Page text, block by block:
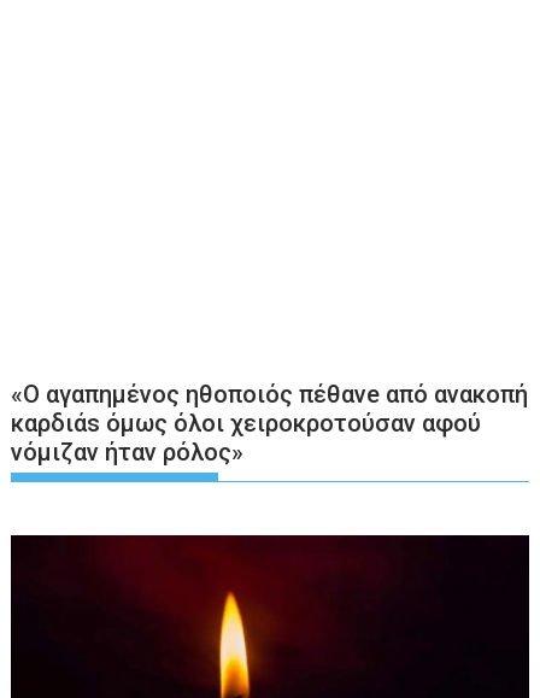
«Ο αγαπημένος ηθοποιός πέθανe από ανακοπή
καρδιάs όμως όλοι χειροκροτούσαν αφού
νόμιζαν ήταν ρόλος»